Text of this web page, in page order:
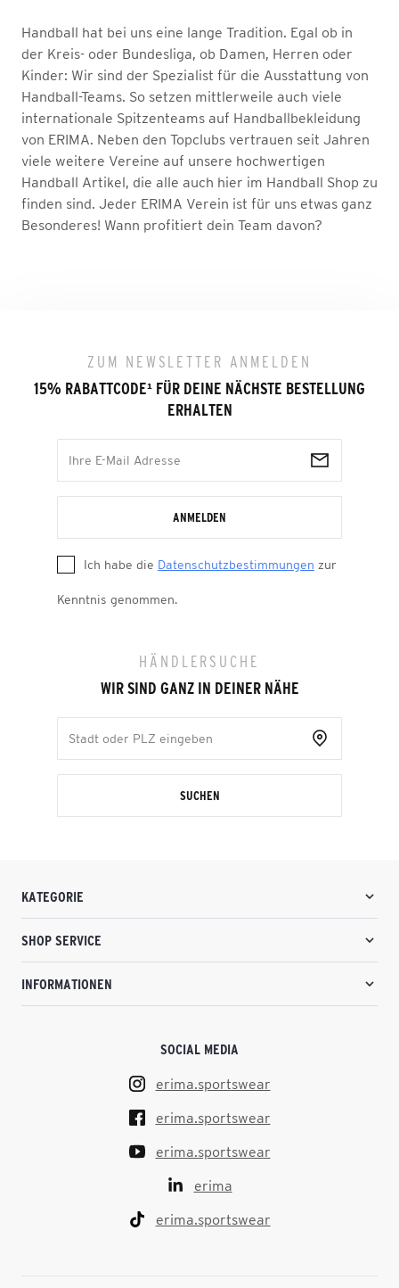
Handball hat bei uns eine lange Tradition. Egal ob in
der Kreis- oder Bundesliga, ob Damen, Herren oder
Kinder: Wir sind der Spezialist für die Ausstattung von
Handball-Teams. So setzen mittlerweile auch viele
internationale Spitzenteams auf Handballbekleidung
von ERIMA. Neben den Topclubs vertrauen seit Jahren
viele weitere Vereine auf unsere hochwertigen
Handball Artikel, die alle auch hier im Handball Shop zu
finden sind. Jeder ERIMA Verein ist für uns etwas ganz
Besonderes! Wann profitiert dein Team davon?
ZUM NEWSLETTER ANMELDEN
15% RABATTCODE¹ FÜR DEINE NÄCHSTE BESTELLUNG
ERHALTEN
ANMELDEN
Ich habe die Datenschutzbestimmungen zur
Kenntnis genommen.
HÄNDLERSUCHE
WIR SIND GANZ IN DEINER NÄHE
SUCHEN
KATEGORIE
SHOP SERVICE
INFORMATIONEN
SOCIAL MEDIA
erima.sportswear
erima.sportswear
erima.sportswear
erima
erima.sportswear